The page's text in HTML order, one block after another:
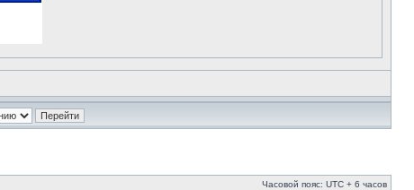
Часовой пояс: UTC + 6 часов